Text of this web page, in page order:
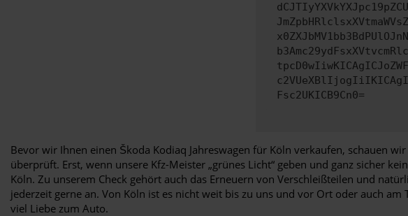
Fsc2UKICB9Cn0=
Bevor wir Ihnen einen Škoda Kodiaq Jahreswagen für Köln verkaufen, schauen
überprüft. Erst, wenn unsere Kfz-Meister „grünes Licht“ geben und ganz sicher
Köln. Zu unserem Check gehört auch das Erneuern von Verschleißteilen und
jederzeit gerne an. Von Köln ist es nicht weit bis zu uns und vor Ort oder auch
viel Liebe zum Auto.